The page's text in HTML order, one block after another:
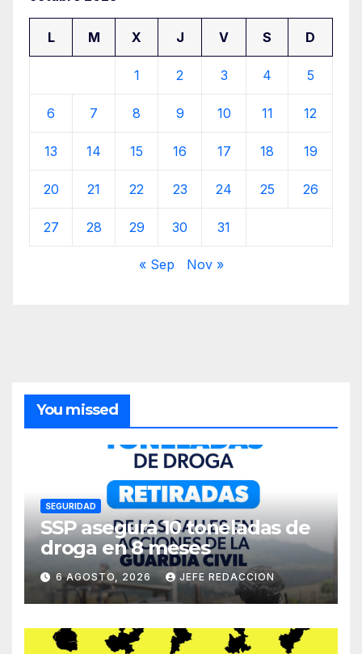
L M X J V S D
1 2 3 4 5
6 7 8 9 10 11 12
13 14 15 16 17 18 19
20 21 22 23 24 25 26
27 28 29 30 31
« Sep Nov »
You missed
SEGURIDAD
SSP asegura 10 toneladas de
droga en 8 meses
6 AGOSTO, 2026 JEFE REDACCION